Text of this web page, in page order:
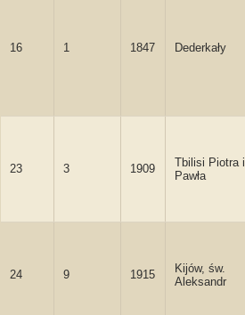
16 1 1847 Dederkały
23 3 1909
Tbilisi Piotra i
Pawła
24 9 1915
Kijów, św.
Aleksandr